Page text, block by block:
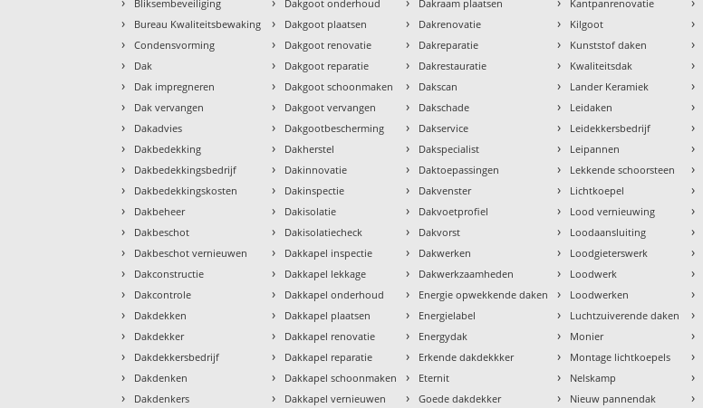
Bliksembeveiliging
› Bureau Kwaliteitsbewaking
› Condensvorming
› Dak
› Dak impregneren
› Dak vervangen
› Dakadvies
› Dakbedekking
› Dakbedekkingsbedrijf
› Dakbedekkingskosten
› Dakbeheer
› Dakbeschot
› Dakbeschot vernieuwen
› Dakconstructie
› Dakcontrole
› Dakdekken
› Dakdekker
› Dakdekkersbedrijf
› Dakdenken
› Dakdenkers
Dakgoot onderhoud
› Dakgoot plaatsen
› Dakgoot renovatie
› Dakgoot reparatie
› Dakgoot schoonmaken
› Dakgoot vervangen
› Dakgootbescherming
› Dakherstel
› Dakinnovatie
› Dakinspectie
› Dakisolatie
› Dakisolatiecheck
› Dakkapel inspectie
› Dakkapel lekkage
› Dakkapel onderhoud
› Dakkapel plaatsen
› Dakkapel renovatie
› Dakkapel reparatie
› Dakkapel schoonmaken
› Dakkapel vernieuwen
Dakraam plaatsen
› Dakrenovatie
› Dakreparatie
› Dakrestauratie
› Dakscan
› Dakschade
› Dakservice
› Dakspecialist
› Daktoepassingen
› Dakvenster
› Dakvoetprofiel
› Dakvorst
› Dakwerken
› Dakwerkzaamheden
› Energie opwekkende daken
› Energielabel
› Energydak
› Erkende dakdekkker
› Eternit
› Goede dakdekker
Kantpanrenovatie
› Kilgoot
› Kunststof daken
› Kwaliteitsdak
› Lander Keramiek
› Leidaken
› Leidekkersbedrijf
› Leipannen
› Lekkende schoorsteen
› Lichtkoepel
› Lood vernieuwing
› Loodaansluiting
› Loodgieterswerk
› Loodwerk
› Loodwerken
› Luchtzuiverende daken
› Monier
› Montage lichtkoepels
› Nelskamp
› Nieuw pannendak
›
›
›
›
›
›
›
›
›
›
›
›
›
›
›
›
›
›
›